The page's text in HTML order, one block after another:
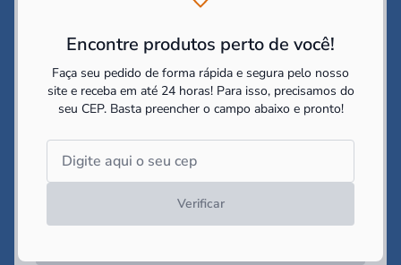
Encontre produtos perto de você!
Faça seu pedido de forma rápida e segura pelo nosso
site e receba em até 24 horas! Para isso, precisamos do
seu CEP. Basta preencher o campo abaixo e pronto!
Verificar
Digite seu WhatsApp (Opcional)
Construir Reformar Decorar
Li e concordo com aspoliticas de cookies e políticas de
impostas pelo site